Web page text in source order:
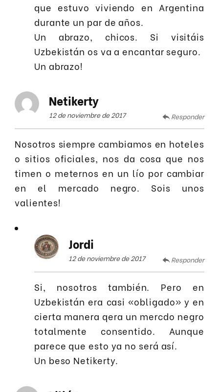
que estuvo viviendo en Argentina
durante un par de años.
Un abrazo, chicos. Si visitáis
Uzbekistán os va a encantar seguro.
Un abrazo!
Netikerty
12 de noviembre de 2017 Responder
Nosotros siempre cambiamos en hoteles
o sitios oficiales, nos da cosa que nos
timen o meternos en un lío por cambiar
en el mercado negro. Sois unos
valientes!
Jordi
12 de noviembre de 2017 Responder
Si, nosotros también. Pero en
Uzbekistán era casi «obligado» y en
cierta manera qera un mercdo negro
totalmente consentido. Aunque
parece que esto ya no será así.
Un beso Netikerty.